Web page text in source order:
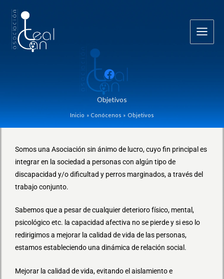
contenido
Objetivos
Inicio Conócenos Objetivos
Somos una Asociación sin ánimo de lucro, cuyo fin principal es
integrar en la sociedad a personas con algún tipo de
discapacidad y/o dificultad y perros marginados, a través del
trabajo conjunto.
Sabemos que a pesar de cualquier deterioro físico, mental,
psicológico etc. la capacidad afectiva no se pierde y si eso lo
redirigimos a mejorar la calidad de vida de las personas,
estamos estableciendo una dinámica de relación social.
Mejorar la calidad de vida, evitando el aislamiento e